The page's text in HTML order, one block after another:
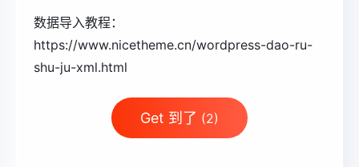
数据导入教程：
https://www.nicetheme.cn/wordpress-dao-ru-
shu-ju-xml.html
Get 到了 (2)